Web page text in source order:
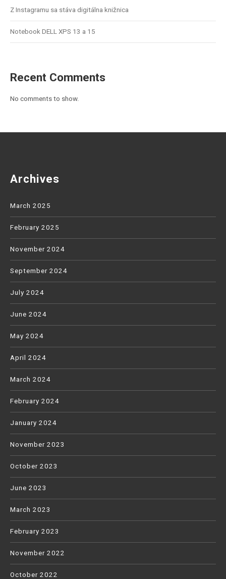
Z Instagramu sa stáva digitálna knižnica
Notebook DELL XPS 13 a 15
Recent Comments
No comments to show.
Archives
March 2025
February 2025
November 2024
September 2024
July 2024
June 2024
May 2024
April 2024
March 2024
February 2024
January 2024
November 2023
October 2023
June 2023
March 2023
February 2023
November 2022
October 2022